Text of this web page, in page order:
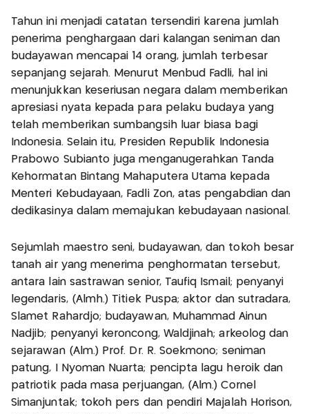
Tahun ini menjadi catatan tersendiri karena jumlah
penerima penghargaan dari kalangan seniman dan
budayawan mencapai 14 orang, jumlah terbesar
sepanjang sejarah. Menurut Menbud Fadli, hal ini
menunjukkan keseriusan negara dalam memberikan
apresiasi nyata kepada para pelaku budaya yang
telah memberikan sumbangsih luar biasa bagi
Indonesia. Selain itu, Presiden Republik Indonesia
Prabowo Subianto juga menganugerahkan Tanda
Kehormatan Bintang Mahaputera Utama kepada
Menteri Kebudayaan, Fadli Zon, atas pengabdian dan
dedikasinya dalam memajukan kebudayaan nasional.
Sejumlah maestro seni, budayawan, dan tokoh besar
tanah air yang menerima penghormatan tersebut,
antara lain sastrawan senior, Taufiq Ismail; penyanyi
legendaris, (Almh.) Titiek Puspa; aktor dan sutradara,
Slamet Rahardjo; budayawan, Muhammad Ainun
Nadjib; penyanyi keroncong, Waldjinah; arkeolog dan
sejarawan (Alm.) Prof. Dr. R. Soekmono; seniman
patung, I Nyoman Nuarta; pencipta lagu heroik dan
patriotik pada masa perjuangan, (Alm.) Cornel
Simanjuntak; tokoh pers dan pendiri Majalah Horison,